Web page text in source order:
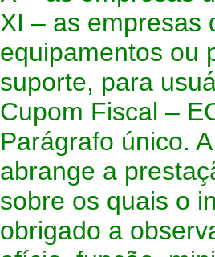
XI – as empresas
equipamentos ou
suporte, para
Cupom Fiscal –
Parágrafo único.
abrange a
sobre os quais o
obrigado a